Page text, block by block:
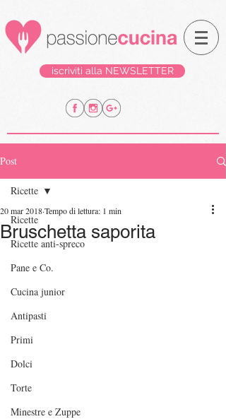
iscriviti alla NEWSLETTER
Post
Ricette
Ricette anti-spreco
Pane e Co.
Cucina junior
Antipasti
Primi
Dolci
Torte
Minestre e Zuppe
Ricette
Bruschetta saporita
20 mar 2018Tempo di lettura: 1 min